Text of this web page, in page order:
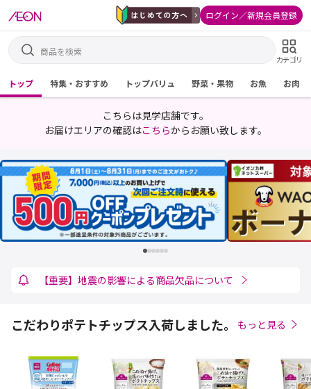
ログイン／新規会員登録
カテゴリ
トップ 特集・おすすめ トップバリュ 野菜・果物 お魚 お肉
こちらは見学店舗です。
お届けエリアの確認はこちらからお願い致します。
【重要】地震の影響による商品欠品について
ケース商品のお届けについて
こだわりポテトチップス入荷しました。 もっと見る